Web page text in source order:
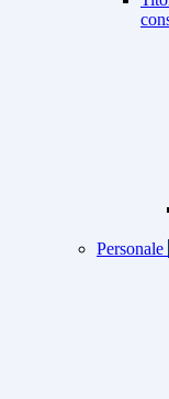
Personale